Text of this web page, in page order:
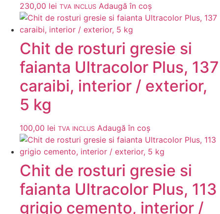
230,00 lei TVA INCLUS Adaugă în coș
Chit de rosturi gresie si
faianta Ultracolor Plus, 137
caraibi, interior / exterior,
5 kg
100,00 lei TVA INCLUS Adaugă în coș
Chit de rosturi gresie si
faianta Ultracolor Plus, 113
grigio cemento, interior /